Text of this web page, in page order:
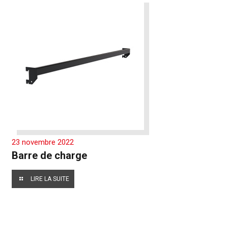
23 novembre 2022
Barre de charge
LIRE LA SUITE